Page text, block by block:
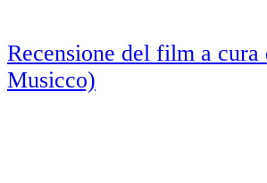
Recensione del film a
Musicco)